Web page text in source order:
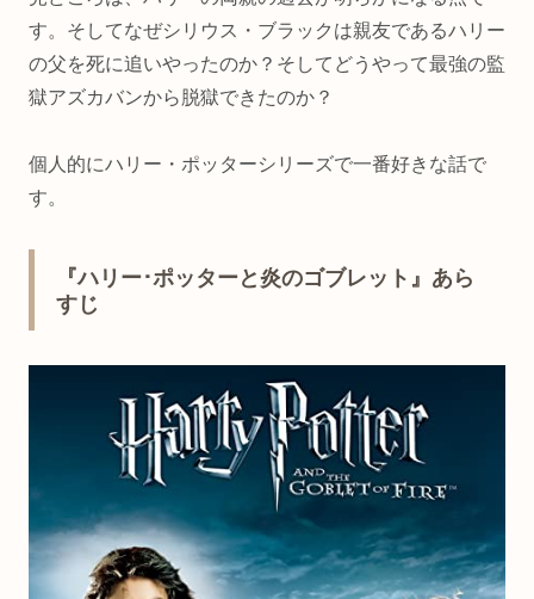
す。そしてなぜシリウス・ブラックは親友であるハリー
の父を死に追いやったのか？そしてどうやって最強の監
獄アズカバンから脱獄できたのか？
個人的にハリー・ポッターシリーズで一番好きな話で
す。
『ハリー･ポッターと炎のゴブレット』あら
すじ